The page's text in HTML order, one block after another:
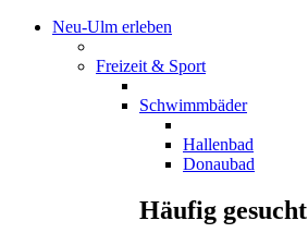
Neu-Ulm erleben
Freizeit & Sport
Schwimmbäder
Hallenbad
Donaubad
Häufig gesucht